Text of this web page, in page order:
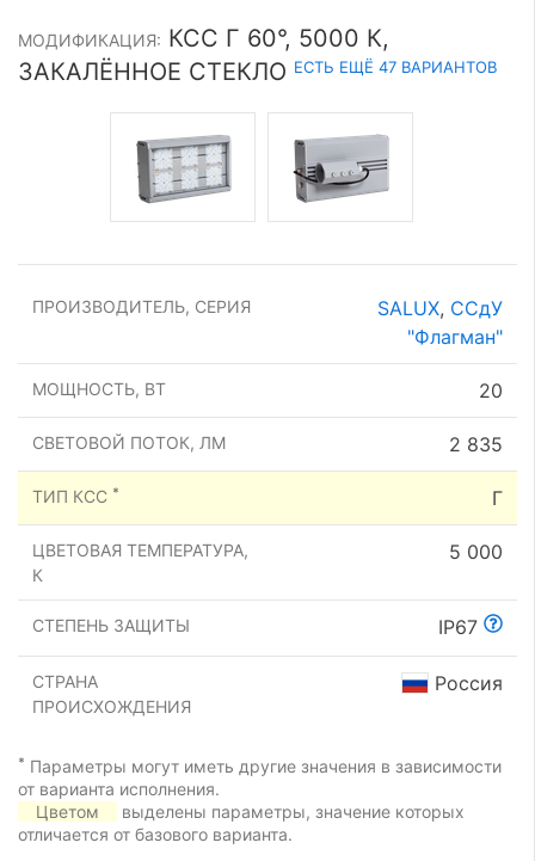
МОДИФИКАЦИЯ: КСС Г 60°, 5000 К,
ЗАКАЛЁННОЕ СТЕКЛО ЕСТЬ ЕЩЁ 47 ВАРИАНТОВ
ПРОИЗВОДИТЕЛЬ, СЕРИЯ SALUX, ССдУ
"Флагман"
МОЩНОСТЬ, ВТ 20
СВЕТОВОЙ ПОТОК, ЛМ 2 835
ТИП КСС * Г
ЦВЕТОВАЯ ТЕМПЕРАТУРА,
К
5 000
СТЕПЕНЬ ЗАЩИТЫ IP67
СТРАНА
ПРОИСХОЖДЕНИЯ
Россия
* Параметры могут иметь другие значения в зависимости
от варианта исполнения.
Цветом
выделены параметры, значение которых
отличается от базового варианта.